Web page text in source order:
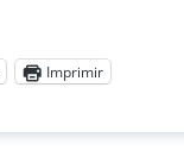
Imprimir